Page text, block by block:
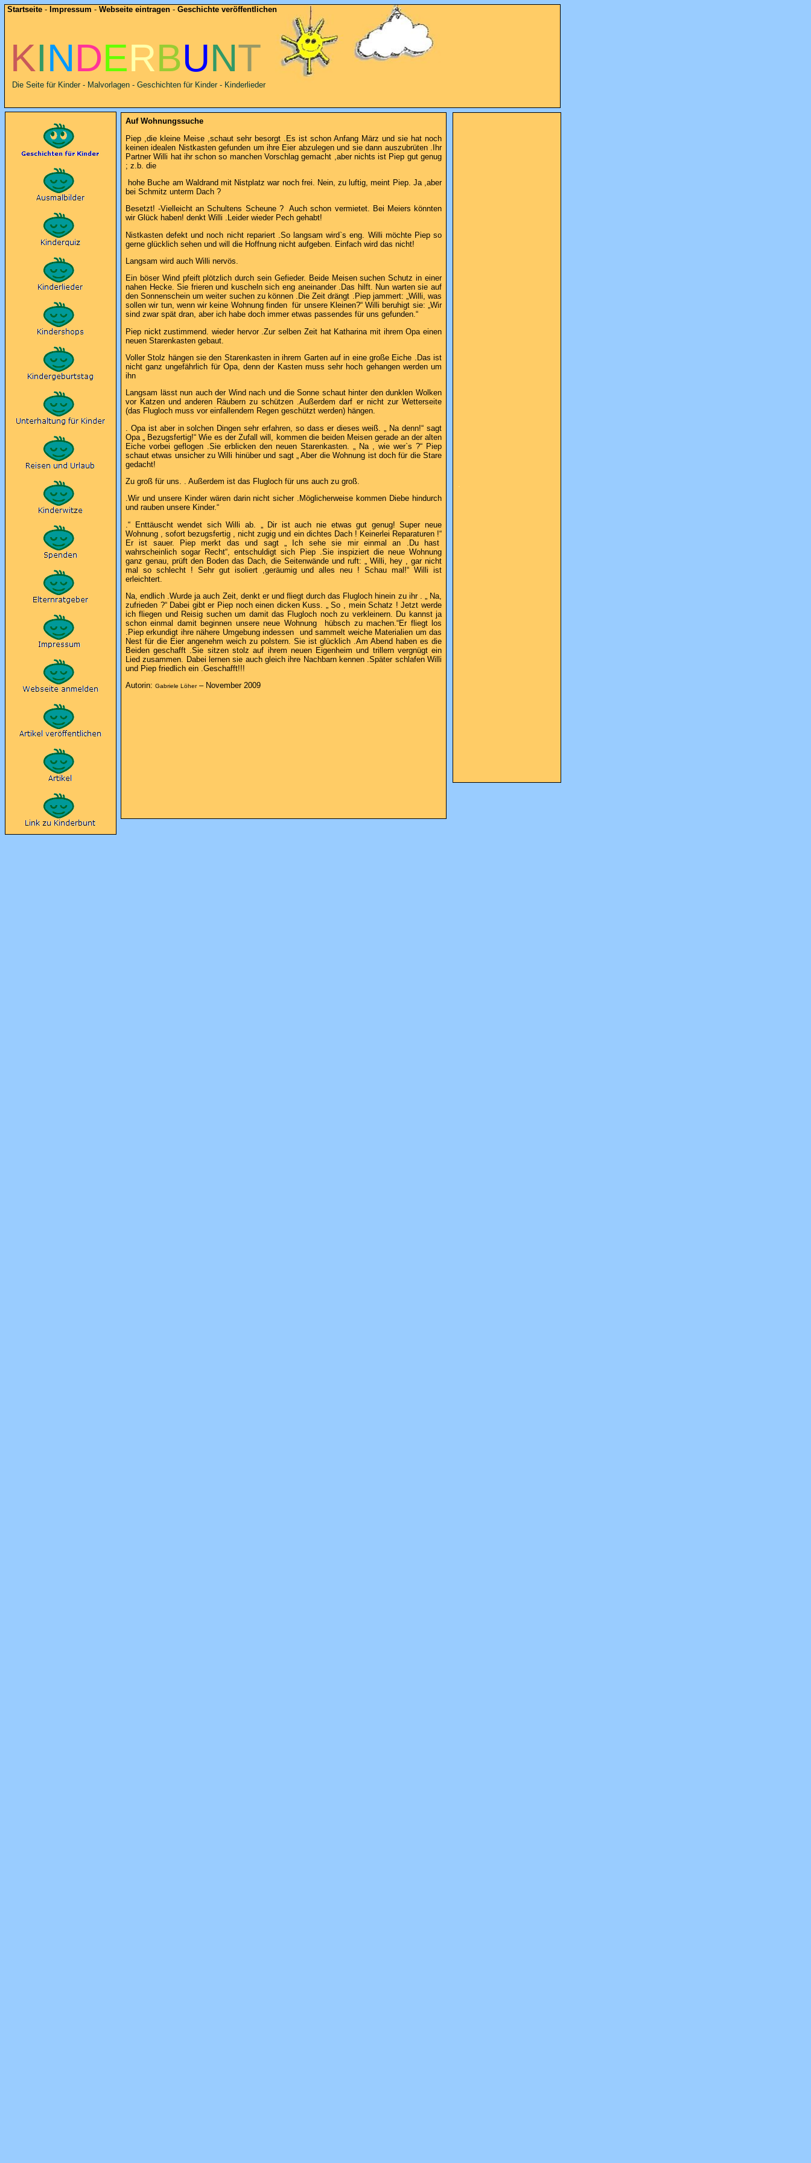
Startseite - Impressum -Webseite eintragen -Geschichte veröffentlichen
KINDERBUNT
Die Seite für Kinder - Malvorlagen - Geschichten für Kinder - Kinderlieder
Auf Wohnungssuche
Piep ,die kleine Meise ,schaut sehr besorgt .Es ist schon Anfang März und sie hat noch
keinen idealen Nistkasten gefunden um ihre Eier abzulegen und sie dann auszubrüten .Ihr
Partner Willi hat ihr schon so manchen Vorschlag gemacht ,aber nichts ist Piep gut genug
; z.b. die
hohe Buche am Waldrand mit Nistplatz war noch frei. Nein, zu luftig, meint Piep. Ja ,aber
bei Schmitz unterm Dach ?
Besetzt! -Vielleicht an Schultens Scheune ? Auch schon vermietet. Bei Meiers könnten
wir Glück haben! denkt Willi .Leider wieder Pech gehabt!
Nistkasten defekt und noch nicht repariert .So langsam wird`s eng. Willi möchte Piep so
gerne glücklich sehen und will die Hoffnung nicht aufgeben. Einfach wird das nicht!
Langsam wird auch Willi nervös.
Ein böser Wind pfeift plötzlich durch sein Gefieder. Beide Meisen suchen Schutz in einer
nahen Hecke. Sie frieren und kuscheln sich eng aneinander .Das hilft. Nun warten sie auf
den Sonnenschein um weiter suchen zu können .Die Zeit drängt .Piep jammert: „Willi, was
sollen wir tun, wenn wir keine Wohnung finden für unsere Kleinen?“ Willi beruhigt sie: „Wir
sind zwar spät dran, aber ich habe doch immer etwas passendes für uns gefunden.“
Piep nickt zustimmend. wieder hervor .Zur selben Zeit hat Katharina mit ihrem Opa einen
neuen Starenkasten gebaut.
Voller Stolz hängen sie den Starenkasten in ihrem Garten auf in eine große Eiche .Das ist
nicht ganz ungefährlich für Opa, denn der Kasten muss sehr hoch gehangen werden um
ihn
Langsam lässt nun auch der Wind nach und die Sonne schaut hinter den dunklen Wolken
vor Katzen und anderen Räubern zu schützen .Außerdem darf er nicht zur Wetterseite
(das Flugloch muss vor einfallendem Regen geschützt werden) hängen.
. Opa ist aber in solchen Dingen sehr erfahren, so dass er dieses weiß. „ Na denn!“ sagt
Opa „ Bezugsfertig!“ Wie es der Zufall will, kommen die beiden Meisen gerade an der alten
Eiche vorbei geflogen .Sie erblicken den neuen Starenkasten. „ Na , wie wer`s ?“ Piep
schaut etwas unsicher zu Willi hinüber und sagt „ Aber die Wohnung ist doch für die Stare
gedacht!
Zu groß für uns. . Außerdem ist das Flugloch für uns auch zu groß.
.Wir und unsere Kinder wären darin nicht sicher .Möglicherweise kommen Diebe hindurch
und rauben unsere Kinder.“
.“ Enttäuscht wendet sich Willi ab. „ Dir ist auch nie etwas gut genug! Super neue
Wohnung , sofort bezugsfertig , nicht zugig und ein dichtes Dach ! Keinerlei Reparaturen !“
Er ist sauer. Piep merkt das und sagt „ Ich sehe sie mir einmal an .Du hast
wahrscheinlich sogar Recht“, entschuldigt sich Piep .Sie inspiziert die neue Wohnung
ganz genau, prüft den Boden das Dach, die Seitenwände und ruft: „ Willi, hey , gar nicht
mal so schlecht ! Sehr gut isoliert ,geräumig und alles neu ! Schau mal!“ Willi ist
erleichtert.
Na, endlich .Wurde ja auch Zeit, denkt er und fliegt durch das Flugloch hinein zu ihr . „ Na,
zufrieden ?“ Dabei gibt er Piep noch einen dicken Kuss. „ So , mein Schatz ! Jetzt werde
ich fliegen und Reisig suchen um damit das Flugloch noch zu verkleinern. Du kannst ja
schon einmal damit beginnen unsere neue Wohnung hübsch zu machen.“Er fliegt los
.Piep erkundigt ihre nähere Umgebung indessen und sammelt weiche Materialien um das
Nest für die Eier angenehm weich zu polstern. Sie ist glücklich .Am Abend haben es die
Beiden geschafft .Sie sitzen stolz auf ihrem neuen Eigenheim und trillern vergnügt ein
Lied zusammen. Dabei lernen sie auch gleich ihre Nachbarn kennen .Später schlafen Willi
und Piep friedlich ein .Geschafft!!!
Autorin: Gabriele Löher– November 2009
.